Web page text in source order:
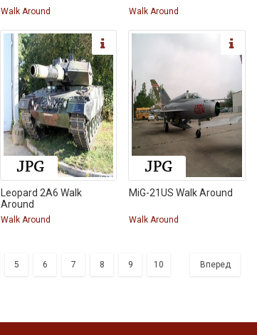
Walk Around Walk Around
Leopard 2A6 Walk
Around
Walk Around
MiG-21US Walk Around
Walk Around
5 6 7 8 9 10 Вперед